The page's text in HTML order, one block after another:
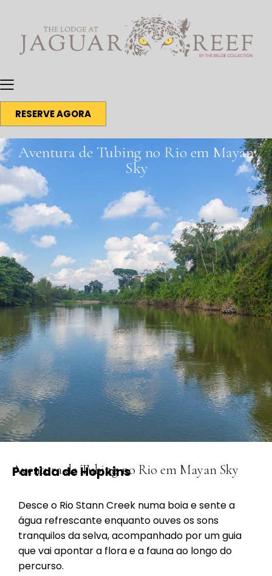
RESERVE AGORA
Aventura de Tubing no Rio em Mayan
Sky
Aventura de Tubing no Rio em Mayan Sky
Partida de Hopkins
Desce o Rio Stann Creek numa boia e sente a
água refrescante enquanto ouves os sons
tranquilos da selva, acompanhado por um guia
que vai apontar a flora e a fauna ao longo do
percurso.